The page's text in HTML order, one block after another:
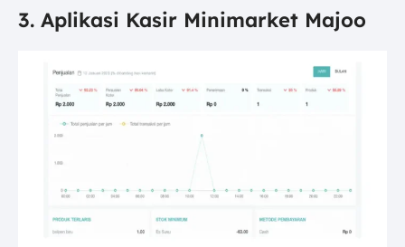
3. Aplikasi Kasir Minimarket Majoo